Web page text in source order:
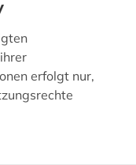
erfolgt nur,